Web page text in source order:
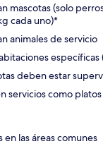
mascotas (solo
cada uno)*
animales de servicio
deben estar
servicios como
en las áreas comunes